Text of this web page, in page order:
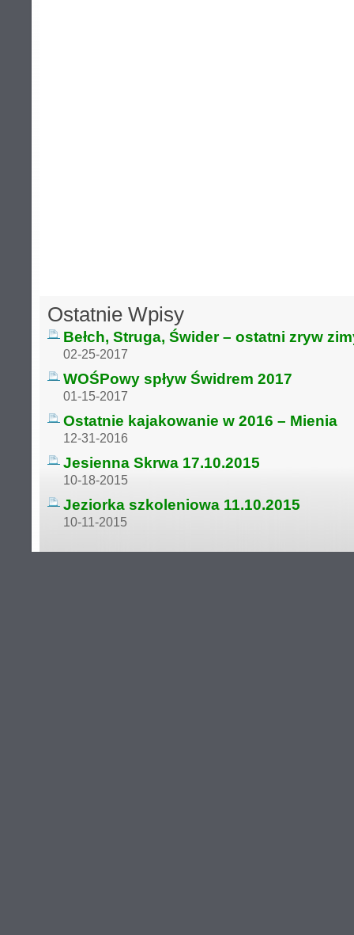
Ostatnie Wpisy
Bełch, Struga, Świder – ostatni zryw
02-25-2017
WOŚPowy spływ Świdrem 2017
01-15-2017
Ostatnie kajakowanie w 2016 – Mienia
12-31-2016
Jesienna Skrwa 17.10.2015
10-18-2015
Jeziorka szkoleniowa 11.10.2015
10-11-2015